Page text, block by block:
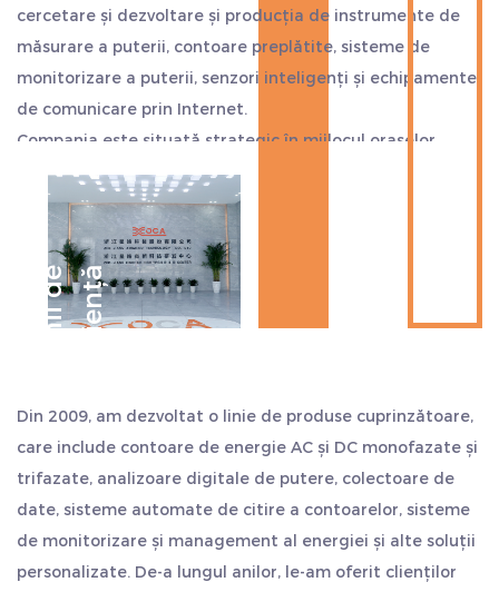
cercetare și dezvoltare și producția de instrumente de
măsurare a puterii, contoare preplătite, sisteme de
monitorizare a puterii, senzori inteligenți și echipamente
de comunicare prin Internet.
Compania este situată strategic în mijlocul orașelor
Hangzhou, Ningbo și Shanghai, aproape de portul de
transport maritim. Exportul este convenabil, economisind
mai mult timp și costuri. Considerăm calitatea ca viața
noastră și aderăm întotdeauna la stilul de lucru de
„sinceritate și pragmatism, persistență, lucru în echipă și
auto-depășire”. Salutăm cu sinceritate clienții din țară și
D
e
c
e
n
i
i
d
e
e
x
p
e
r
i
e
n
ță
Din 2009, am dezvoltat o linie de produse cuprinzătoare,
care include contoare de energie AC și DC monofazate și
trifazate, analizoare digitale de putere, colectoare de
date, sisteme automate de citire a contoarelor, sisteme
de monitorizare și management al energiei și alte soluții
personalizate. De-a lungul anilor, le-am oferit clienților